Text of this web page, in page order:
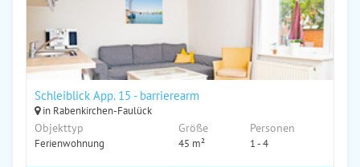
Schleiblick App. 15 - barrierearm
in Rabenkirchen-Faulück
Objekttyp
Ferienwohnung
Größe
45 m²
Personen
1 - 4